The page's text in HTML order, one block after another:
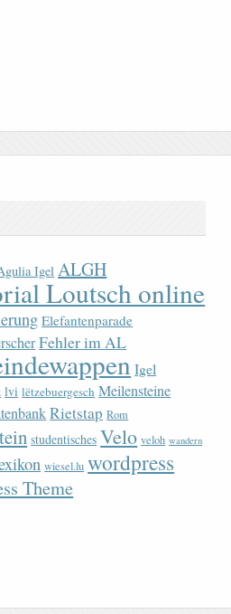
Igel ALGH
Loutsch online
Elefantenparade
Fehler im AL
Igel
lvi lëtzebuergesch Meilensteine
Rietstap Rom
studentisches Velo veloh wandern
wiesel.lu wordpress
Theme